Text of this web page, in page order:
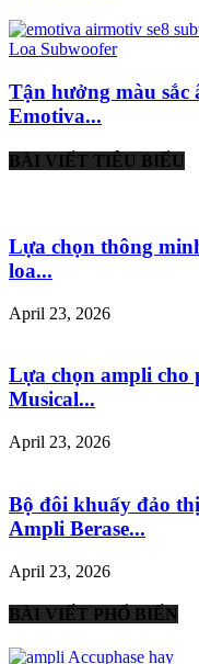
Loa Subwoofer
Tận hưởng màu sắc
Emotiva...
BÀI VIẾT TIÊU BIỂU
Lựa chọn thông
loa...
April 23, 2026
Lựa chọn ampli cho
Musical...
April 23, 2026
Bộ đôi khuấy đảo
Ampli Berase...
April 23, 2026
BÀI VIẾT PHỔ BIẾN